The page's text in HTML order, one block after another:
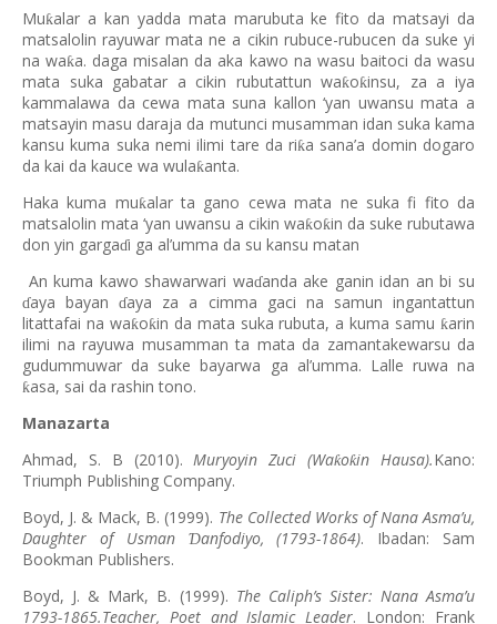
Muƙalar a kan yadda mata marubuta ke fito da matsayi da
matsalolin rayuwar mata ne a cikin rubuce-rubucen da suke yi
na waƙa. daga misalan da aka kawo na wasu baitoci da wasu
mata suka gabatar a cikin rubutattun waƙoƙinsu, za a iya
kammalawa da cewa mata suna kallon ‘yan uwansu mata a
matsayin masu daraja da mutunci musamman idan suka kama
kansu kuma suka nemi ilimi tare da riƙa sana’a domin dogaro
da kai da kauce wa wulaƙanta.
Haka kuma muƙalar ta gano cewa mata ne suka fi fito da
matsalolin mata ‘yan uwansu a cikin waƙoƙin da suke rubutawa
don yin gargaɗi ga al’umma da su kansu matan
An kuma kawo shawarwari waɗanda ake ganin idan an bi su
ɗaya bayanɗaya za a cimma gaci na samun ingantattun
litattafai na waƙoƙin da mata suka rubuta, a kuma samuƙarin
ilimi na rayuwa musamman ta mata da zamantakewarsu da
gudummuwar da suke bayarwa ga al’umma. Lalle ruwa na
ƙasa, sai da rashin tono.
Manazarta
Ahmad, S. B (2010).Muryoyin Zuci (Waƙoƙin Hausa).Kano:
Triumph Publishing Company.
Boyd, J. & Mack, B. (1999). The Collected Works of Nana Asma’u,
Daughter of Usman Ɗanfodiyo, (1793-1864). Ibadan: Sam
Bookman Publishers.
Boyd, J. & Mark, B. (1999). The Caliph’s Sister: Nana Asma’u
1793-1865.Teacher, Poet and Islamic Leader. London: Frank